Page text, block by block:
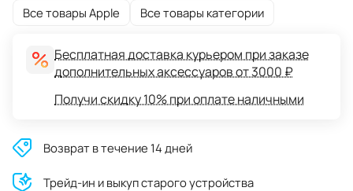
Все товары Apple Все товары категории
Бесплатная доставка курьером при заказе
дополнительных аксессуаров от 3000 ₽
Получи скидку 10% при оплате наличными
Возврат в течение 14 дней
Трейд-ин и выкуп старого устройства